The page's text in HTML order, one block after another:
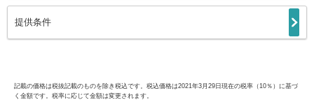
提供条件
記載の価格は税抜記載のものを除き税込です。税込価格は2021年3月29日現在の税率（10％）に基づ
く金額です。税率に応じて金額は変更されます。